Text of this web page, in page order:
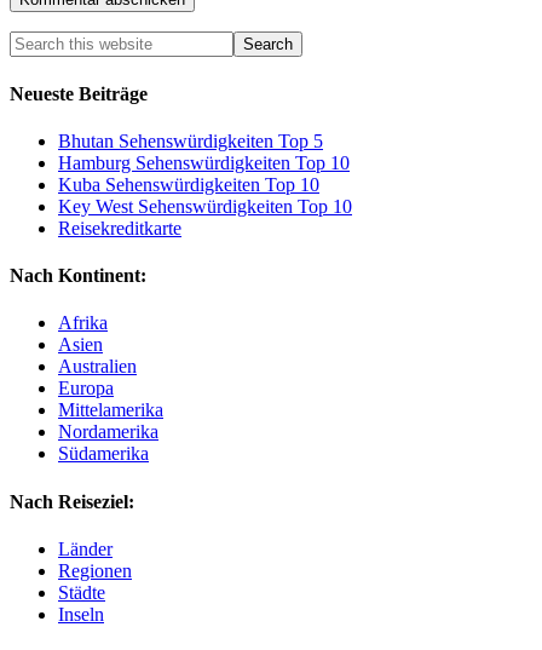
Neueste Beiträge
Bhutan Sehenswürdigkeiten Top 5
Hamburg Sehenswürdigkeiten Top 10
Kuba Sehenswürdigkeiten Top 10
Key West Sehenswürdigkeiten Top 10
Reisekreditkarte
Nach Kontinent:
Afrika
Asien
Australien
Europa
Mittelamerika
Nordamerika
Südamerika
Nach Reiseziel:
Länder
Regionen
Städte
Inseln